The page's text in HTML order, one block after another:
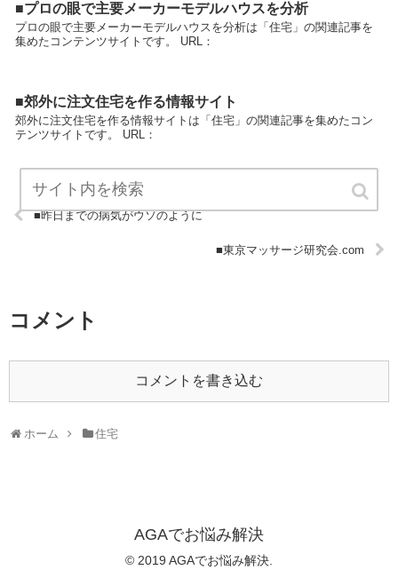
■プロの眼で主要メーカーモデルハウスを分析
プロの眼で主要メーカーモデルハウスを分析は「住宅」の関連記事を
集めたコンテンツサイトです。 URL：
■郊外に注文住宅を作る情報サイト
郊外に注文住宅を作る情報サイトは「住宅」の関連記事を集めたコン
テンツサイトです。 URL：
■昨日までの病気がウソのように
■東京マッサージ研究会.com
コメント
コメントを書き込む
ホーム 住宅
AGAでお悩み解決
© 2019 AGAでお悩み解決.